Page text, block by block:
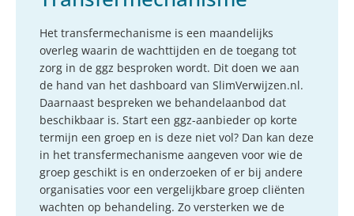
Het transfermechanisme is een maandelijks
overleg waarin de wachttijden en de toegang tot
zorg in de ggz besproken wordt. Dit doen we aan
de hand van het dashboard van SlimVerwijzen.nl.
Daarnaast bespreken we behandelaanbod dat
beschikbaar is. Start een ggz-aanbieder op korte
termijn een groep en is deze niet vol? Dan kan deze
in het transfermechanisme aangeven voor wie de
groep geschikt is en onderzoeken of er bij andere
organisaties voor een vergelijkbare groep cliënten
wachten op behandeling. Zo versterken we de